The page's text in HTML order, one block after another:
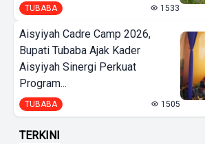
TUBABA 1533
Aisyiyah Cadre Camp 2026,
Bupati Tubaba Ajak Kader
Aisyiyah Sinergi Perkuat
Program...
TUBABA 1505
TERKINI